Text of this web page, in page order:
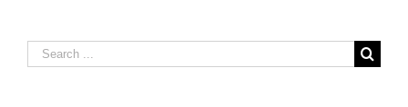
Search
for: